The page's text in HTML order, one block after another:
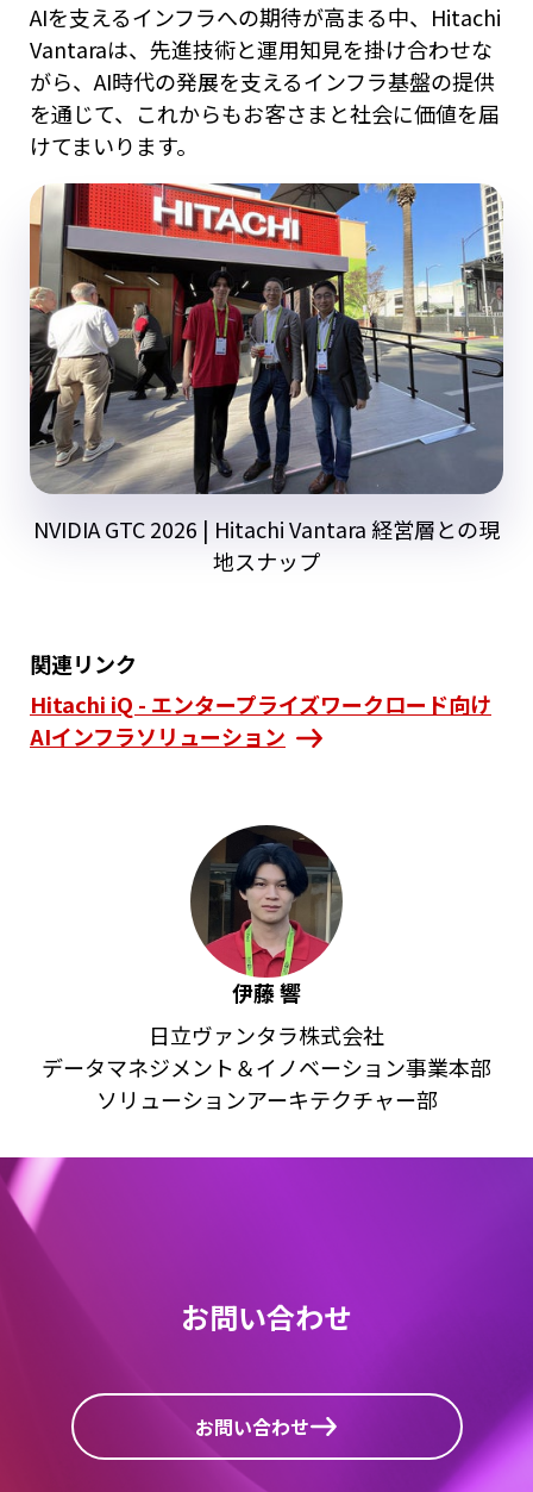
AIを支えるインフラへの期待が高まる中、Hitachi
Vantaraは、先進技術と運用知見を掛け合わせな
がら、AI時代の発展を支えるインフラ基盤の提供
を通じて、これからもお客さまと社会に価値を届
けてまいります。
NVIDIA GTC 2026 | Hitachi Vantara 経営層との現
地スナップ
関連リンク
Hitachi iQ - エンタープライズワークロード向け
AIインフラソリューション
伊藤 響
日立ヴァンタラ株式会社
データマネジメント＆イノベーション事業本部
ソリューションアーキテクチャー部
お問い合わせ
お問い合わせ